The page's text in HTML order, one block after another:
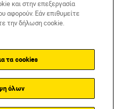
Ρυθμίσεις cookie
Back to top
και στην επεξεργασία
Εάν επιθυμείτε
την δήλωση cookie.
τα cookies
όλων